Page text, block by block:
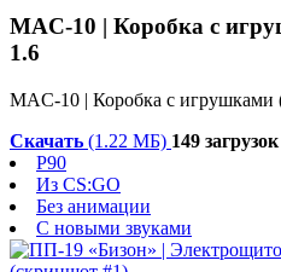
MAC-10 | Коробка с
1.6
MAC-10 | Коробка с игрушками
Скачать (1.22 МБ) 149 загрузок
P90
Из CS:GO
Без анимации
С новыми звуками